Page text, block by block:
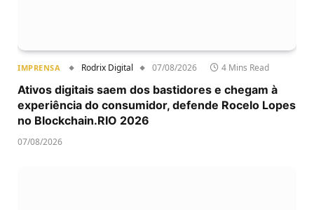
IMPRENSA Rodrix Digital 07/08/2026 4 Mins Read
Ativos digitais saem dos bastidores e chegam à
experiência do consumidor, defende Rocelo Lopes
no Blockchain.RIO 2026
07/08/2026